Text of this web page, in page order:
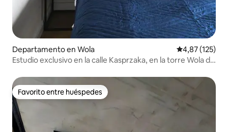
Departamento en Wola Calificación
4,87 (125)
Estudio exclusivo en la calle Kasprzaka, en la torre Wola de
Favorito entre huéspedes
Favorito entre huéspedes